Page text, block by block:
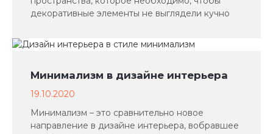
декоративные элементы не выглядели кучно
Минимализм в дизайне интерьера
19.10.2020
Минимализм – это сравнительно новое
направление в дизайне интерьера, вобравшее